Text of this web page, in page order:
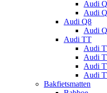
Audi
Audi
Audi Q8
Audi
Audi TT
Audi
Audi
Audi
Audi
Bakfietsmatten